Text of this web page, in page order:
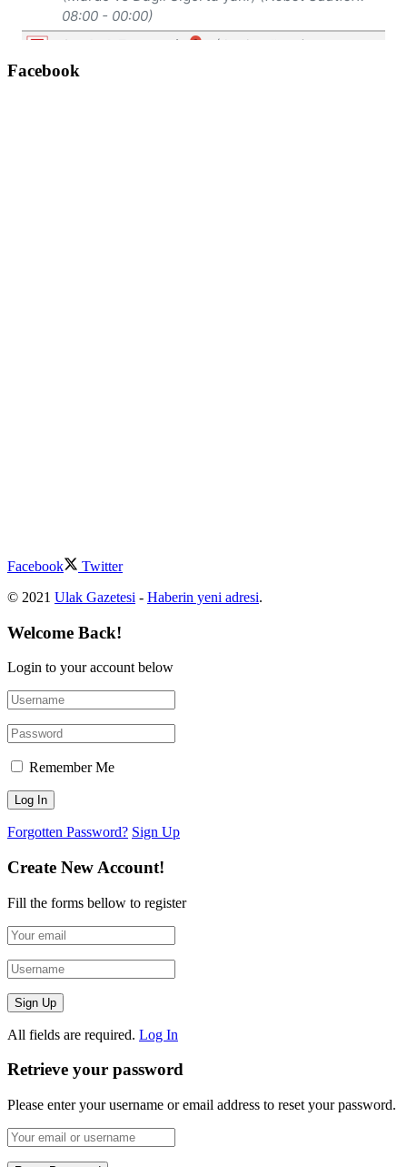
Facebook
Facebook
Twitter
© 2021 Ulak Gazetesi - Haberin yeni adresi.
Welcome Back!
Login to your account below
Remember Me
Forgotten Password? Sign Up
Create New Account!
Fill the forms bellow to register
All fields are required. Log In
Retrieve your password
Please enter your username or email address to reset your password.